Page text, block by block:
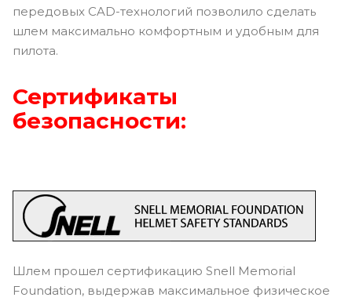
передовых CAD-технологий позволило сделать
шлем максимально комфортным и удобным для
пилота.
Сертификаты
безопасности:
Шлем прошел сертификацию Snell Memorial
Foundation, выдержав максимальное физическое